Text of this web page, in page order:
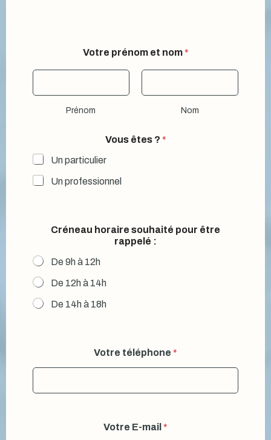
?
r
Votre prénom et nom *
Prénom Nom
Vous êtes ? *
Un particulier
Un professionnel
Créneau horaire souhaité pour être
rappelé :
De 9h à 12h
De 12h à 14h
De 14h à 18h
Votre téléphone *
Votre E-mail *